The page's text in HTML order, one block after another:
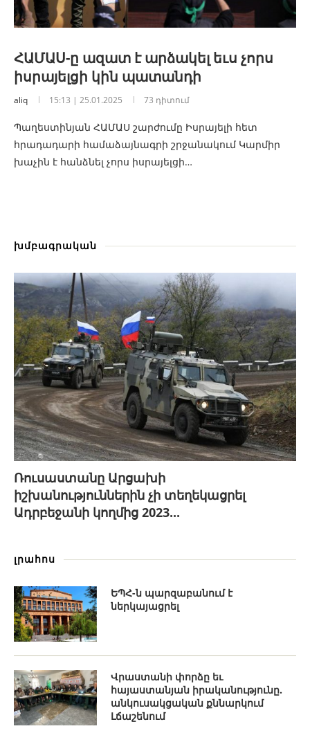
ՀԱՄԱՍ-ը ազատ է արձակել եւս չորս
իսրայելցի կին պատանդի
aliq 15:13 | 25.01.2025 73 դիտում
Պաղեստինյան ՀԱՄԱՍ շարժումը Իսրայելի հետ
հրադադարի համաձայնագրի շրջանակում Կարմիր
խաչին է հանձնել չորս իսրայելցի…
խմբագրական
Ռուսաստանը Արցախի
իշխանություններին չի տեղեկացրել
Ադրբեջանի կողմից 2023...
լրահոս
ԵՊՀ-ն պարզաբանում է
ներկայացրել
Վրաստանի փորձը եւ
հայաստանյան իրականությունը.
անկուսակցական քննարկում
Լճաշենում